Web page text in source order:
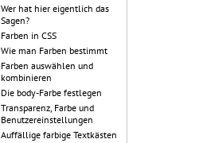
Wer hat hier eigentlich das
Sagen?
Farben in CSS
Wie man Farben bestimmt
Farben auswählen und
kombinieren
Die body-Farbe festlegen
Transparenz, Farbe und
Benutzereinstellungen
Auffällige farbige Textkästen